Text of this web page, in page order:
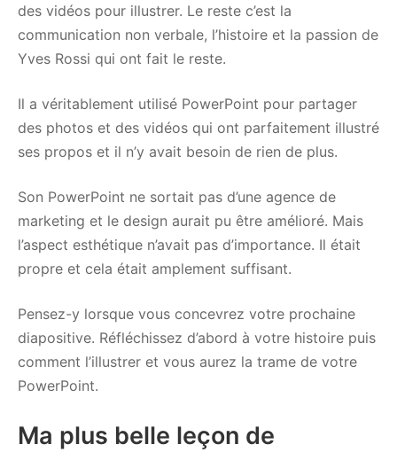
des vidéos pour illustrer. Le reste c’est la
communication non verbale, l’histoire et la passion de
Yves Rossi qui ont fait le reste.
Il a véritablement utilisé PowerPoint pour partager
des photos et des vidéos qui ont parfaitement illustré
ses propos et il n’y avait besoin de rien de plus.
Son PowerPoint ne sortait pas d’une agence de
marketing et le design aurait pu être amélioré. Mais
l’aspect esthétique n’avait pas d’importance. Il était
propre et cela était amplement suffisant.
Pensez-y lorsque vous concevrez votre prochaine
diapositive. Réfléchissez d’abord à votre histoire puis
comment l’illustrer et vous aurez la trame de votre
PowerPoint.
Ma plus belle leçon de